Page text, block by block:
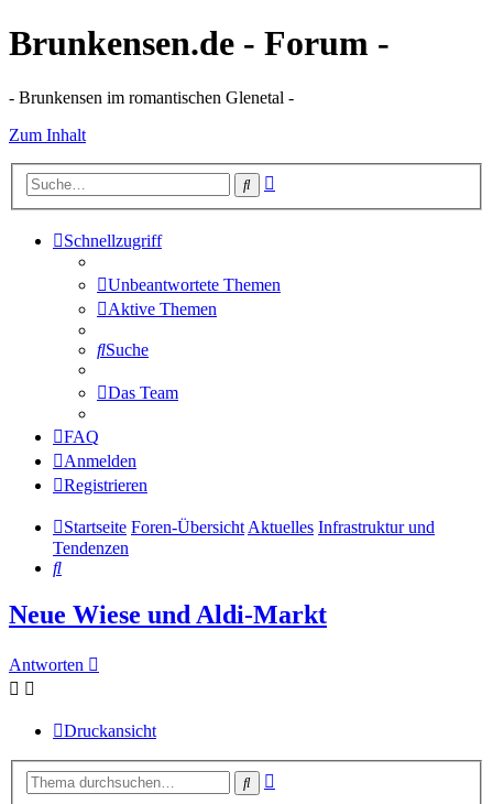
Brunkensen.de - Forum -
- Brunkensen im romantischen Glenetal -
Zum Inhalt
Suche
Schnellzugriff
Unbeantwortete Themen
Aktive Themen
Suche
Das Team
FAQ
Anmelden
Registrieren
Startseite Foren-ÜbersichtAktuelles Infrastruktur und
Tendenzen
Suche
Neue Wiese und Aldi-Markt
Antworten
Druckansicht
Suche